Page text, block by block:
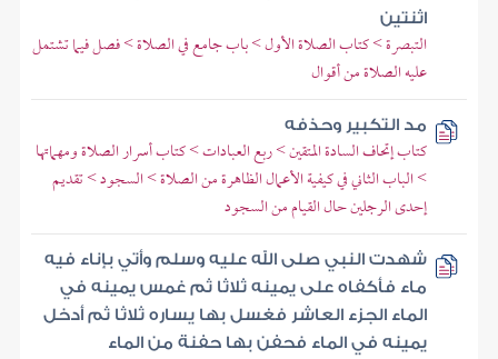
اثنتين
التبصرة > كتاب الصلاة الأول > باب جامع في الصلاة > فصل فيما تشتمل
عليه الصلاة من أقوال
مد التكبير وحذفه
كتاب إتحاف السادة المتقين > ربع العبادات > كتاب أسرار الصلاة ومهماتها
> الباب الثاني في كيفية الأعمال الظاهرة من الصلاة > السجود > تقديم
إحدى الرجلين حال القيام من السجود
شهدت النبي صلى الله عليه وسلم وأتي بإناء فيه
ماء فأكفاه على يمينه ثلاثا ثم غمس يمينه في
الماء الجزء العاشر فغسل بها يساره ثلاثا ثم أدخل
يمينه في الماء فحفن بها حفنة من الماء